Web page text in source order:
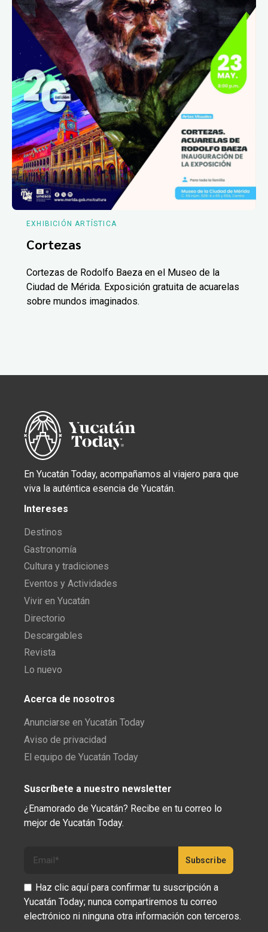
EXHIBICIÓN ARTÍSTICA
Cortezas
Cortezas de Rodolfo Baeza en el Museo de la
Ciudad de Mérida. Exposición gratuita de acuarelas
sobre mundos imaginados.
En Yucatán Today, acompañamos al viajero para que
viva la auténtica esencia de Yucatán.
Intereses
Destinos
Gastronomía
Cultura y tradiciones
Eventos y Actividades
Vivir en Yucatán
Directorio
Descargables
Revista
Lo nuevo
Acerca de nosotros
Anunciarse en Yucatán Today
Aviso de privacidad
El equipo de Yucatán Today
Suscríbete a nuestro newsletter
¿Enamorado de Yucatán? Recibe en tu correo lo
mejor de Yucatán Today.
Haz clic aquí para confirmar tu suscripción a
Yucatán Today; nunca compartiremos tu correo
electrónico ni ninguna otra información con terceros.